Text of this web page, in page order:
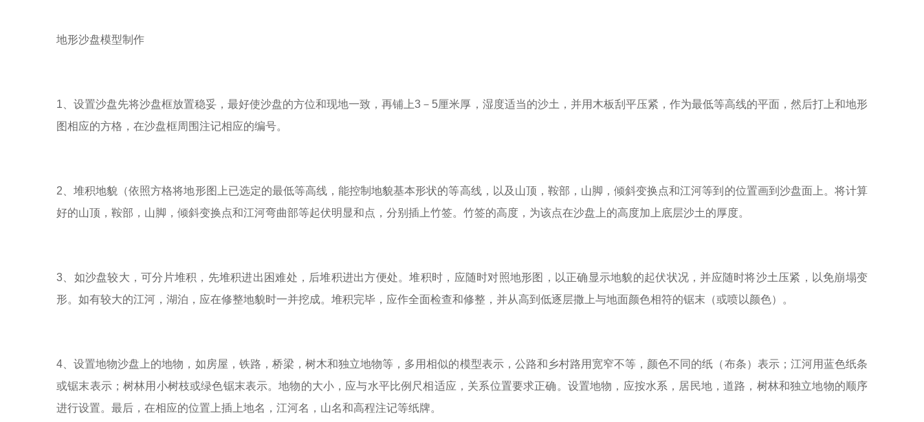
地形沙盘模型制作
1、设置沙盘先将沙盘框放置稳妥，最好使沙盘的方位和现地一致，再铺上3－5厘米厚，湿度适当的沙土，并用木板刮平压紧，作为最低等高线的平面，然后打上和地形
图相应的方格，在沙盘框周围注记相应的编号。
2、堆积地貌（依照方格将地形图上已选定的最低等高线，能控制地貌基本形状的等高线，以及山顶，鞍部，山脚，倾斜变换点和江河等到的位置画到沙盘面上。将计算
好的山顶，鞍部，山脚，倾斜变换点和江河弯曲部等起伏明显和点，分别插上竹签。竹签的高度，为该点在沙盘上的高度加上底层沙土的厚度。
3、如沙盘较大，可分片堆积，先堆积进出困难处，后堆积进出方便处。堆积时，应随时对照地形图，以正确显示地貌的起伏状况，并应随时将沙土压紧，以免崩塌变
形。如有较大的江河，湖泊，应在修整地貌时一并挖成。堆积完毕，应作全面检查和修整，并从高到低逐层撒上与地面颜色相符的锯末（或喷以颜色）。
4、设置地物沙盘上的地物，如房屋，铁路，桥梁，树木和独立地物等，多用相似的模型表示，公路和乡村路用宽窄不等，颜色不同的纸（布条）表示；江河用蓝色纸条
或锯末表示；树林用小树枝或绿色锯末表示。地物的大小，应与水平比例尺相适应，关系位置要求正确。设置地物，应按水系，居民地，道路，树林和独立地物的顺序
进行设置。最后，在相应的位置上插上地名，江河名，山名和高程注记等纸牌。